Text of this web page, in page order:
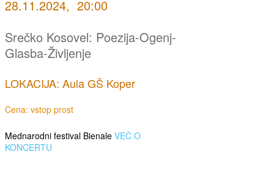
28.11.2024, 20:00
Srečko Kosovel: Poezija-Ogenj-
Glasba-Življenje
LOKACIJA: Aula GŠ Koper
Cena: vstop prost
Mednarodni festival Bienale VEČ O
KONCERTU